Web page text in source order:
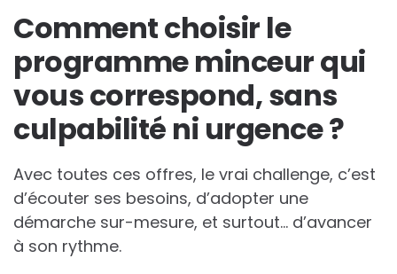
Comment choisir le
programme minceur qui
vous correspond, sans
culpabilité ni urgence ?
Avec toutes ces offres, le vrai challenge, c’est
d’écouter ses besoins, d’adopter une
démarche sur-mesure, et surtout… d’avancer
à son rythme.